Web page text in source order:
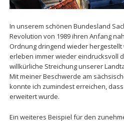
In unserem schönen Bundesland
Revolution von 1989 ihren Anfang
Ordnung dringend wieder
erleben immer wieder eindrucksvoll
willkürliche Streichung unserer
Mit meiner Beschwerde am
konnte ich zumindest erreichen,
erweitert wurde.
Ein weiteres Beispiel für den